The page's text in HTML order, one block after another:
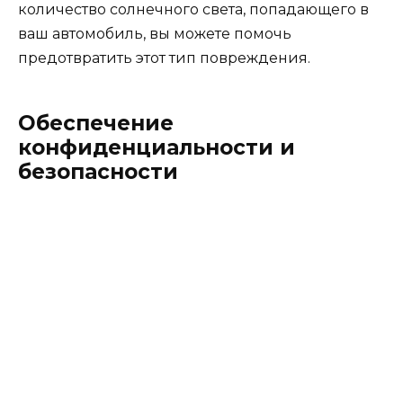
количество солнечного света, попадающего в
ваш автомобиль, вы можете помочь
предотвратить этот тип повреждения.
Обеспечение
конфиденциальности и
безопасности